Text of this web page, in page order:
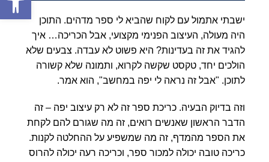
ישבתי אתמול עם לקוח שהביא לי ספר מדהים. התוכן
היה מעולה, העיצוב הפנימי מקצועי, אבל הכריכה… איך
להגיד את זה בעדינות? היא פשוט לא עבדה. צבעים שלא
הולכים יחד, טקסט שקשה לקרוא, ותמונה שלא קשורה
לתוכן. "אבל זה נראה לי יפה במחשב", הוא אמר.
וזה בדיוק הבעיה. כריכת ספר זה לא רק עיצוב יפה – זה
הדבר הראשון שאנשים רואים, זה מה שגורם להם לקחת
את הספר מהמדף, זה מה שמשפיע על ההחלטה לקנות.
כריכה טובה יכולה למכור ספר, וכריכה רעה יכולה להרוס